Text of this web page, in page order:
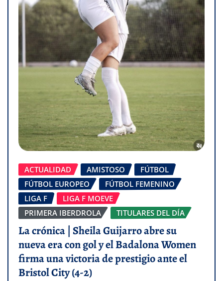
ACTUALIDAD AMISTOSO
FÚTBOL
FÚTBOL EUROPEO
FÚTBOL FEMENINO
LIGA F
LIGA F MOEVE
PRIMERA IBERDROLA
TITULARES DEL DÍA
La crónica | Sheila Guijarro abre su
nueva era con gol y el Badalona Women
firma una victoria de prestigio ante el
Bristol City (4-2)